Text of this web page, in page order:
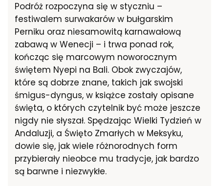
Podróż rozpoczyna się w styczniu –
festiwalem surwakarów w bułgarskim
Perniku oraz niesamowitą karnawałową
zabawą w Wenecji – i trwa ponad rok,
kończąc się marcowym noworocznym
świętem Nyepi na Bali. Obok zwyczajów,
które są dobrze znane, takich jak swojski
śmigus-dyngus, w książce zostały opisane
święta, o których czytelnik być może jeszcze
nigdy nie słyszał. Spędzając Wielki Tydzień w
Andaluzji, a Święto Zmarłych w Meksyku,
dowie się, jak wiele różnorodnych form
przybierały nieobce mu tradycje, jak bardzo
są barwne i niezwykłe.